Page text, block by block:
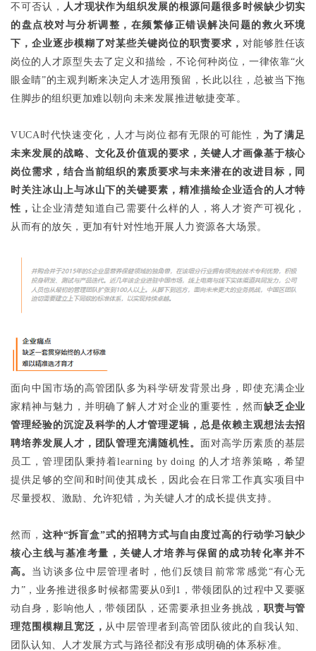
不可否认，
人才现状作为组织发展的根源问题很多时候缺少切实
的盘点校对与分析调整，在频繁修正错误解决问题的救火环境
下，企业逐步模糊了对某些关键岗位的职责要求， 对能够胜任该
岗位的人才原型失去了定义和描绘，不论何种岗位，一律依靠“火
眼金睛”的主观判断来决定人才选用预留，长此以往，总被当下拖
住脚步的组织更加难以朝向未来发展推进敏捷变革。
VUCA时代快速变化，人才与岗位都有无限的可能性， 为了满足
未来发展的战略、文化及价值观的要求，关键人才画像基于核心
岗位需求，结合当前组织的素质要求与未来潜在的改进目标，同
时关注冰山上与冰山下的关键要素，精准描绘企业适合的人才特
性， 让企业清楚知道自己需要什么样的人，将人才资产可视化，
从而有的放矢，更加有针对性地开展人力资源各大场景。
面向中国市场的高管团队多为科学研发背景出身，即使充满企业
家精神与魅力，并明确了解人才对企业的重要性，然而 缺乏企业
管理经验的沉淀及科学的人才管理逻辑，总是依赖主观想法去招
聘培养发展人才，团队管理充满随机性。 面对高学历素质的基层
员工，管理团队秉持着learning by doing 的人才培养策略，希望
提供足够的空间和时间使其成长，因此会在日常工作真实项目中
尽量授权、激励、允许犯错，为关键人才的成长提供支持。
然而， 这种“拆盲盒”式的招聘方式与自由度过高的行动学习缺少
核心主线与基准考量，关键人才培养与保留的成功转化率并不
高。 当访谈多位中层管理者时，他们反馈目前常常感觉“有心无
力”，业务推进很多时候都需要从0到1，带领团队的过程中又要驱
动自身，影响他人，带领团队，还需要承担业务挑战， 职责与管
理范围模糊且宽泛， 从中层管理者到高管团队彼此的自我认知、
团队认知、人才发展方式与路径都没有形成明确的体系标准。